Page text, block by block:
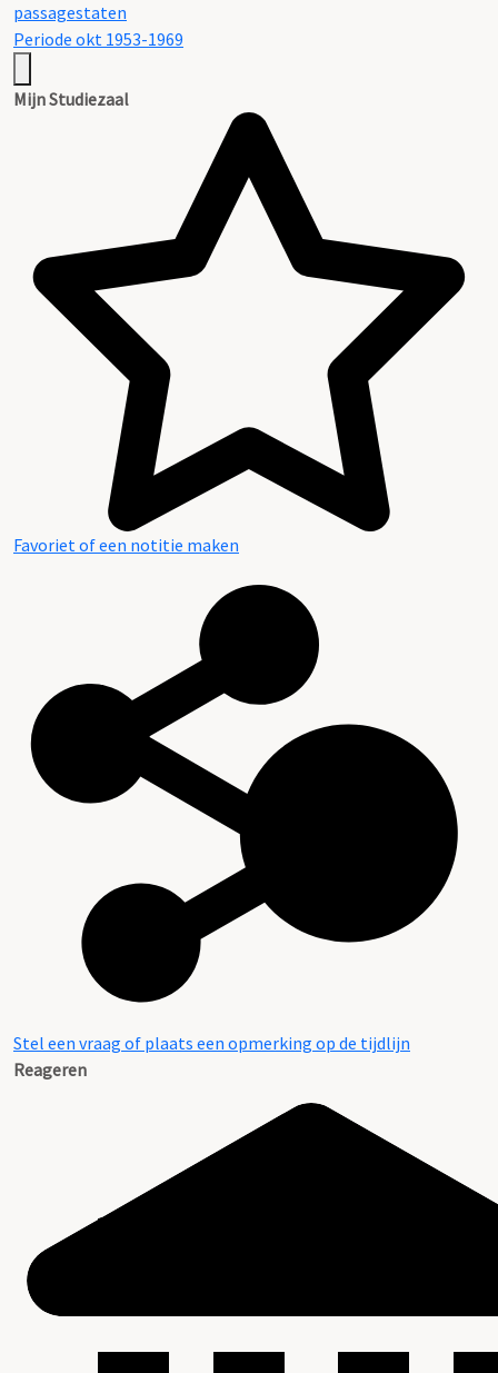
passagestaten
Periode okt 1953-1969
Mijn Studiezaal
Favoriet of een notitie maken
Stel een vraag of plaats een opmerking op de tijdlijn
Reageren